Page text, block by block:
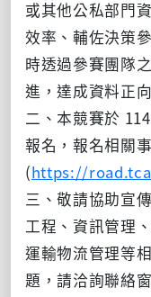
或其他公私部門
效率、輔佐決策
時透過參賽團隊
進，達成資料正
二、本競賽於
報名，報名相關
(https://
三、敬請協助宣
工程、資訊管理
運輸物流管理等
題，請洽詢聯絡